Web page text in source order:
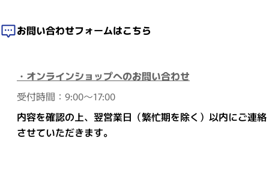
お問い合わせフォームはこちら
・オンラインショップへのお問い合わせ
受付時間：9:00～17:00
内容を確認の上、翌営業日（繁忙期を除く）以内にご連絡
させていただきます。